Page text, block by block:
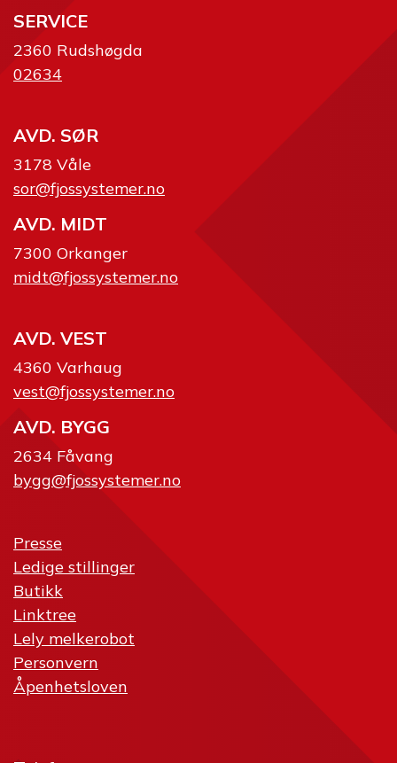
SERVICE
2360 Rudshøgda
02634
AVD. SØR
3178 Våle
sor@fjossystemer.no
AVD. MIDT
7300 Orkanger
midt@fjossystemer.no
AVD. VEST
4360 Varhaug
vest@fjossystemer.no
AVD. BYGG
2634 Fåvang
bygg@fjossystemer.no
Presse
Ledige stillinger
Butikk
Linktree
Lely melkerobot
Personvern
Åpenhetsloven